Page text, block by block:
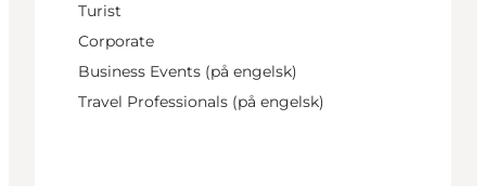
Turist
Corporate
Business Events (på engelsk)
Travel Professionals (på engelsk)